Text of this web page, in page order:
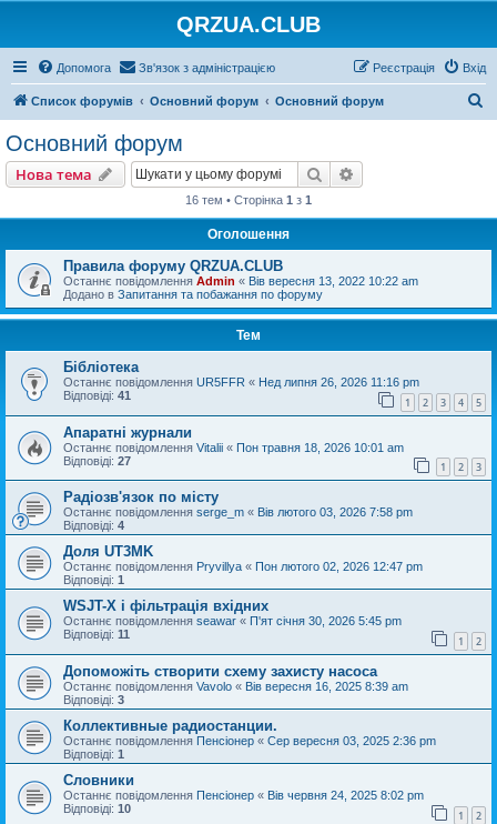
QRZUA.CLUB
Допомога Зв'язок з адміністрацією Вхід
Реєстрація
Список форумів Основний форум Основний форум
Основний форум
Нова тема Пошук
16 тем • Сторінка 1 з 1
Оголошення
Правила форуму QRZUA.CLUB
Останнє повідомлення Admin « Вів вересня 13, 2022 10:22 am
Додано в Запитання та побажання по форуму
Тем
Бібліотека
Останнє повідомлення UR5FFR « Нед липня 26, 2026 11:16 pm
Відповіді: 41 1 2 3 4 5
Апаратні журнали
Останнє повідомлення Vitalii « Пон травня 18, 2026 10:01 am
Відповіді: 27 1 2 3
Радіозв'язок по місту
Останнє повідомлення serge_m « Вів лютого 03, 2026 7:58 pm
Відповіді: 4
Доля UT3MK
Останнє повідомлення Pryvillya « Пон лютого 02, 2026 12:47 pm
Відповіді: 1
WSJT-X і фільтрація вхідних
Останнє повідомлення seawar « П'ят січня 30, 2026 5:45 pm
Відповіді: 11 1 2
Допоможіть створити схему захисту насоса
Останнє повідомлення Vavolo « Вів вересня 16, 2025 8:39 am
Відповіді: 3
Коллективные радиостанции.
Останнє повідомлення Пенсіонер « Сер вересня 03, 2025 2:36 pm
Відповіді: 1
Словники
Останнє повідомлення Пенсіонер « Вів червня 24, 2025 8:02 pm
Відповіді: 10 1 2